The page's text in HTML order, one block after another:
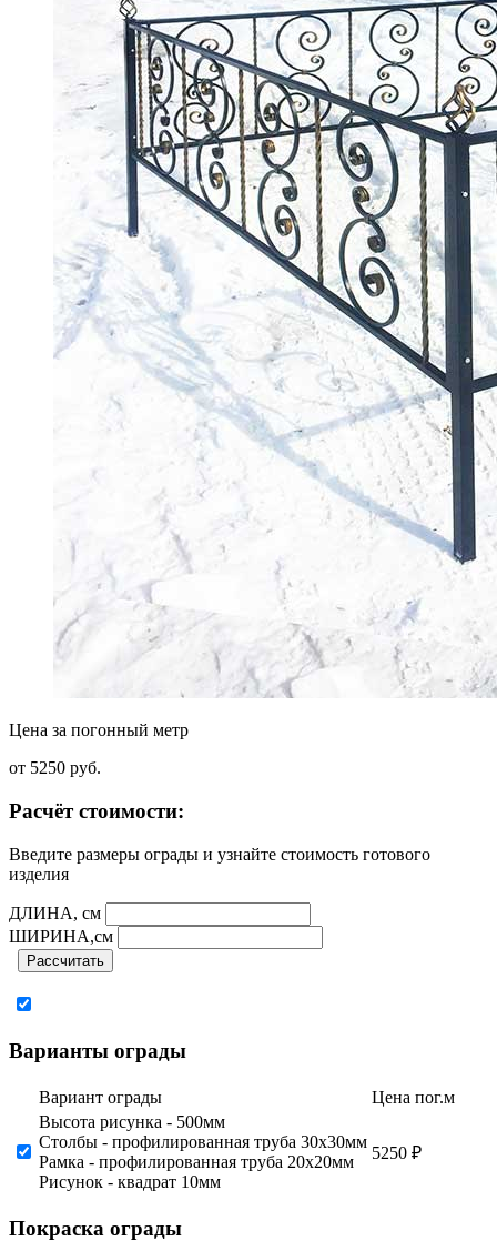
Цена за погонный метр
от 5250 руб.
Расчёт стоимости:
Введите размеры ограды и узнайте стоимость готового
изделия
ДЛИНА, см
ШИРИНА,см
Рассчитать
Варианты ограды
Вариант ограды
Цена пог.м
Высота рисунка - 500мм
Столбы - профилированная труба 30х30мм
Рамка - профилированная труба 20х20мм
Рисунок - квадрат 10мм
5250 ₽
Покраска ограды